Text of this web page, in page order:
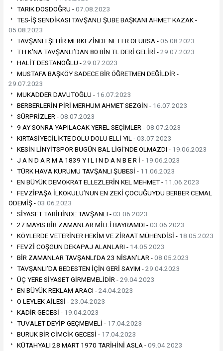
TARIK DOSDOĞRU -07.08.2023
TES-İŞ SENDİKASI TAVŞANLI ŞUBE BAŞKANI AHMET KAZAK -
05.08.2023
TAVŞANLI ŞEHİR MERKEZİNDE NE LER OLURSA -05.08.2023
T.H.K’NA TAVŞANLI’DAN 80 BİN TL DERİ GELİRİ -29.07.2023
HALİT DESTANOĞLU -29.07.2023
MUSTAFA BAŞKÖY SADECE BİR ÖĞRETMEN DEĞİLDİR -
29.07.2023
MUKADDER DAVUTOĞLU - 16.07.2023
BERBERLERİN PİRİ MERHUM AHMET SEZGİN - 16.07.2023
SÜRPRİZLER -08.07.2023
9 AY SONRA YAPILACAK YEREL SEÇİMLER -08.07.2023
KIRTASİYECİLİKTE DOLU DOLU ELLİ YIL -03.07.2023
KESİN LİNYİTSPOR BUGÜN BAL LİGİ’NDE OLMAZDI - 19.06.2023
J A N D A R M A 1839 Y I L I N D A N B E R İ - 19.06.2023
TÜRK HAVA KURUMU TAVŞANLI ŞUBESİ - 11.06.2023
EN BÜYÜK DEMOKRAT ELLEZLERİN KEL MEHMET - 11.06.2023
FEVZİPAŞA İLKOKULU’NUN EN ZEKİ ÇOCUĞUYDU BERBER CEMAL
ÖDEMİŞ -03.06.2023
SİYASET TARİHİNDE TAVŞANLI -03.06.2023
27 MAYIS BİR ZAMANLAR MİLLİ BAYRAMDI -03.06.2023
KÖYLERDE VETERİNER HEKİM VE ZİRAAT MÜHENDİSİ - 18.05.2023
FEVZİ COŞGUN DEKAPAJ ALANLARI - 14.05.2023
BİR ZAMANLAR TAVŞANLI’DA 23 NİSAN’LAR -08.05.2023
TAVŞANLI’DA BEDESTEN İÇİN GERİ SAYIM -29.04.2023
ÜÇ YERE SİYASET GİRMEMELİDİR -29.04.2023
EN BÜYÜK REKLAM ARACI -24.04.2023
O LEYLEK AİLESİ -23.04.2023
KADİR GECESİ - 19.04.2023
TUVALET DEYİP GEÇMEMELİ - 17.04.2023
BURUK BİR CİMCİK GECESİ - 17.04.2023
KÜTAHYALI 28 MART 1970 TARİHİNİ ASLA -09.04.2023